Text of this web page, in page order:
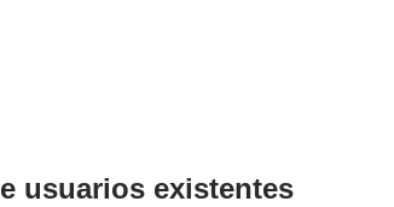
usuarios existentes